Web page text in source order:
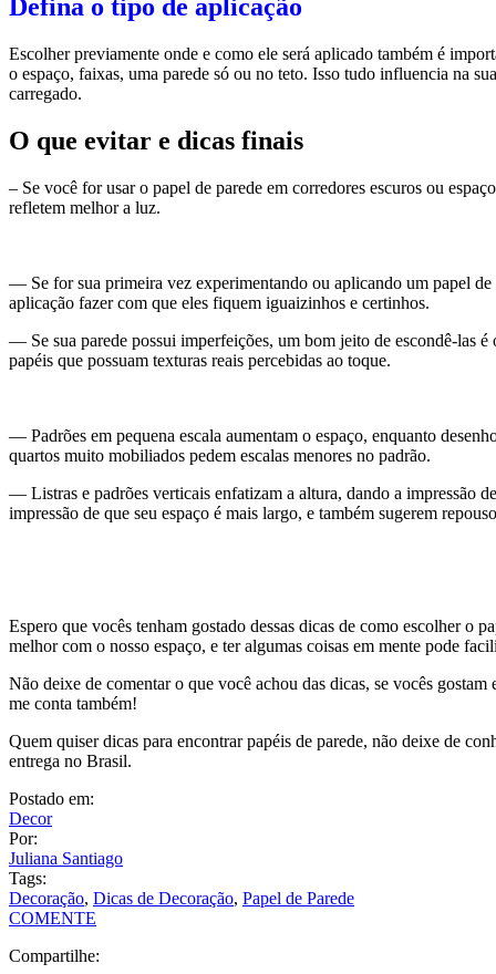
– Se você for usar o papel de parede em corredores escuros ou
— Se for sua primeira vez experimentando ou aplicando um papel de
papéis que possuam texturas reais percebidas ao toque.
— Padrões em pequena escala aumentam o espaço, enquanto
quartos muito mobiliados pedem escalas menores no padrão.
— Listras e padrões verticais enfatizam a altura, dando a impressão
impressão de que seu espaço é mais largo, e também sugerem
Espero que vocês tenham gostado dessas dicas de como escolher o
melhor com o nosso espaço, e ter algumas coisas em mente pode
Não deixe de comentar o que você achou das dicas, se vocês gostam
me conta também!
Postado em:
Decor
Juliana Santiago
Tags:
COMENTE
Posts relacionados
Como Deixar sua Casa Mais Aconchegante — 23 Dicas!